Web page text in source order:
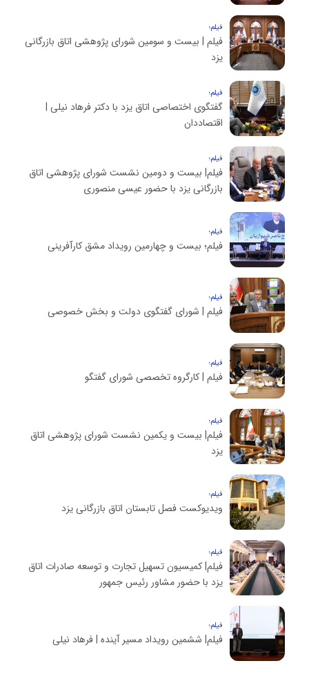
فیلم؛
فیلم | بیست و سومین شورای پژوهشی اتاق بازرگانی
یزد
فیلم؛
گفتگوی اختصاصی اتاق یزد با دکتر فرهاد نیلی |
اقتصاددان
فیلم؛
فیلم| بیست و دومین نشست شورای پژوهشی اتاق
بازرگانی یزد با حضور عیسی منصوری
فیلم؛
فیلم؛ بیست و چهارمین رویداد مشق کارآفرینی
فیلم؛
فیلم | شورای گفتگوی دولت و بخش خصوصی
فیلم؛
فیلم | کارگروه تخصصی شورای گفتگو
فیلم؛
فیلم| بیست و یکمین نشست شورای پژوهشی اتاق
یزد
فیلم؛
ویدیوکست فصل تابستان اتاق بازرگانی یزد
فیلم؛
فیلم| کمیسیون تسهیل تجارت و توسعه صادرات اتاق
یزد با حضور مشاور رئیس جمهور
فیلم؛
فیلم| ششمین رویداد مسیر آینده | فرهاد نیلی